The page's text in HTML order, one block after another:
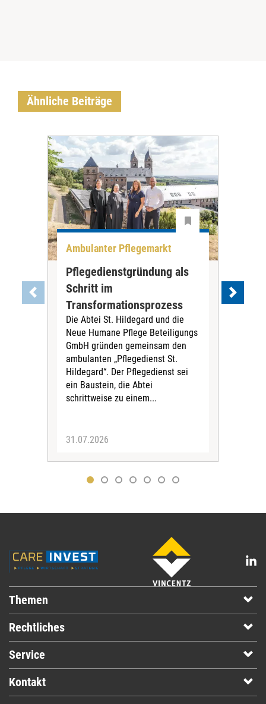
Ähnliche Beiträge
Ambulanter Pflegemarkt
Pflegedienstgründung als
Schritt im
Transformationsprozess
Die Abtei St. Hildegard und die
Neue Humane Pflege Beteiligungs
GmbH gründen gemeinsam den
ambulanten „Pflegedienst St.
Hildegard“. Der Pflegedienst sei
ein Baustein, die Abtei
schrittweise zu einem...
31.07.2026
Themen
Rechtliches
Service
Kontakt